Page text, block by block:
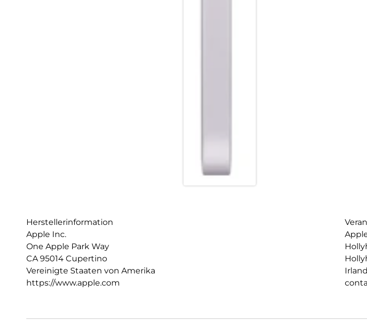
Herstellerinformation
Apple Inc.
One Apple Park Way
CA 95014 Cupertino
Vereinigte Staaten von Amerika
https://www.apple.com
Irland